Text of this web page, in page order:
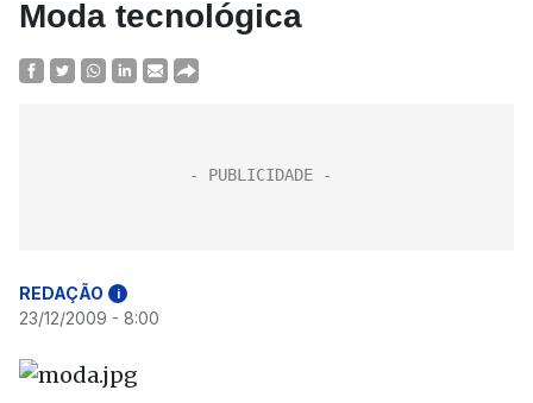
Moda tecnológica
REDAÇÃO i
23/12/2009 - 8:00